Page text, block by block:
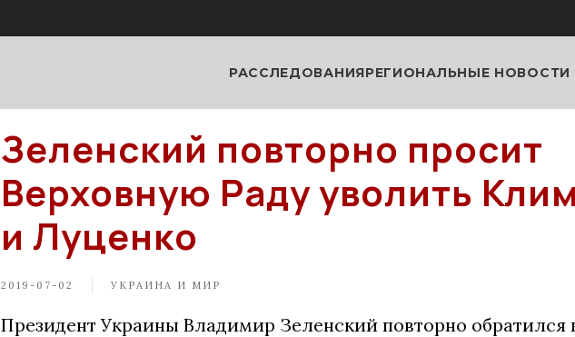
РАССЛЕДОВАНИЯРЕГИОНАЛЬНЫЕ НОВОСТИ
Зеленский повторно просит
Верховную Раду уволить
и Луценко
2019-07-02 УКРАИНА И МИР
Президент Украины Владимир Зеленский повторно обратился